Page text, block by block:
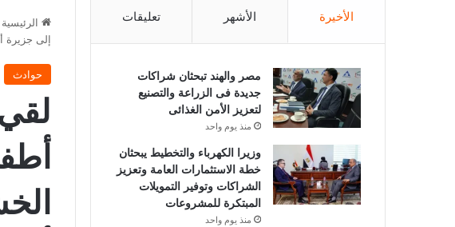
الرئيسية
إلى جزيرة
حوادث
الأخيرة الأشهر تعليقات
مصر والهند تبحثان شراكات
جديدة فى الزراعة والتصنيع
لتعزيز الأمن الغذائى
منذ يوم واحد
وزيرا الكهرباء والتخطيط يبحثان
خطة الاستثمارات العامة وتعزيز
الشراكات وتوفير التمويلات
المبتكرة للمشروعات
منذ يوم واحد